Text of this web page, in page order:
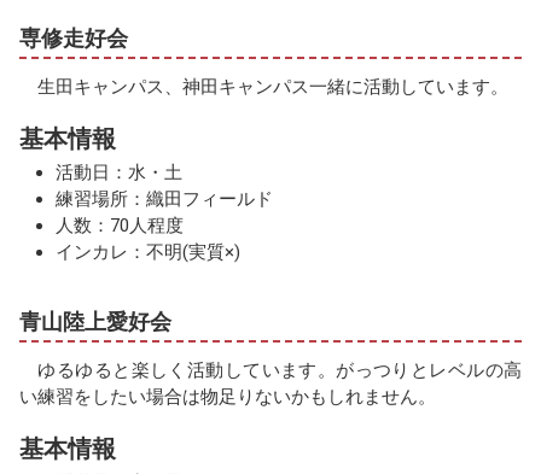
専修走好会
生田キャンパス、神田キャンパス一緒に活動しています。
基本情報
活動日：水・土
練習場所：織田フィールド
人数：70人程度
インカレ：不明(実質×)
青山陸上愛好会
ゆるゆると楽しく活動しています。がっつりとレベルの高
い練習をしたい場合は物足りないかもしれません。
基本情報